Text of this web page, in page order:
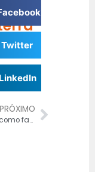
Twitter
LinkedIn
PRÓXIMO
Descubra como fazer abertura de empresa na JUCESP